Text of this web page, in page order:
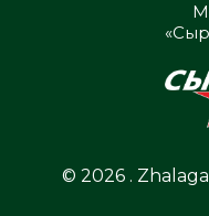
© 2026 .